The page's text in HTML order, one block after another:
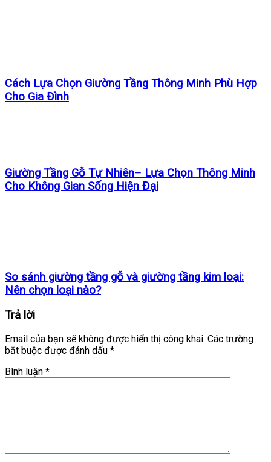
Cách Lựa Chọn Giường Tầng Thông Minh Phù Hợp
Cho Gia Đình
Giường Tầng Gỗ Tự Nhiên– Lựa Chọn Thông Minh
Cho Không Gian Sống Hiện Đại
So sánh giường tầng gỗ và giường tầng kim loại:
Nên chọn loại nào?
Trả lời
Email của bạn sẽ không được hiển thị công khai. Các trường
bắt buộc được đánh dấu *
Bình luận *